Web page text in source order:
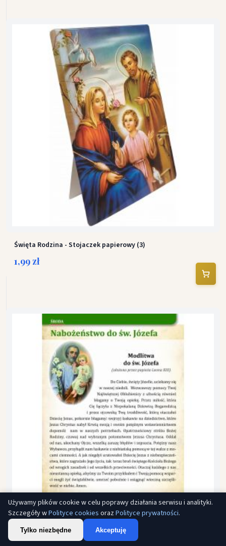
Święta Rodzina - Stojaczek papierowy (3)
1,99 zł
Nabożeństwo do Świętego Józefa - format A5
Używamy plików cookie w celu poprawy działania serwisu i analityki.
Szczegóły wPolityce cookies orazPolityce prywatności.
Tylko niezbędne Akceptuję